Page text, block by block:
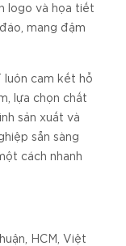
logo và họa tiết
mang đậm
luôn cam kết hỗ
lựa chọn chất
sản xuất và
sẵn sàng
cách nhanh
HCM, Việt